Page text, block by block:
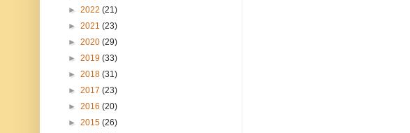
► 2022 (21)
► 2021 (23)
► 2020 (29)
► 2019 (33)
► 2018 (31)
► 2017 (23)
► 2016 (20)
► 2015 (26)